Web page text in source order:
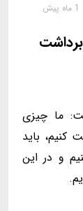
1 ماه پیش
ما چیزی
کنیم، باید
و در این